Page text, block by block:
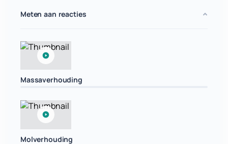
Meten aan reacties
Massaverhouding
Molverhouding